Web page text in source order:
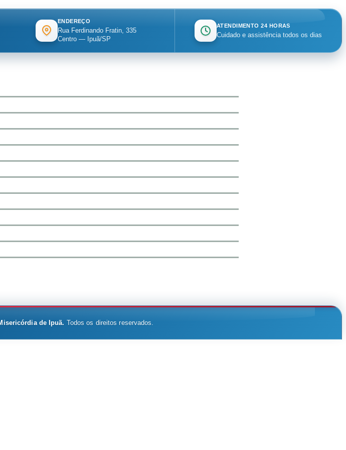
ENDEREÇO
Rua Ferdinando Fratin, 335
Centro — Ipuã/SP
ATENDIMENTO 24 HORAS
Cuidado e assistência todos os dias
de Ipuã. Todos os direitos reservados.